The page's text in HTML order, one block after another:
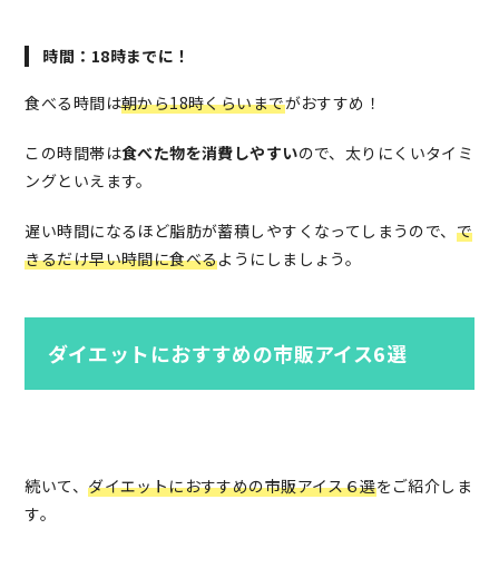
時間：18時までに！
食べる時間は朝から18時くらいまでがおすすめ！
この時間帯は食べた物を消費しやすいので、太りにくいタイミ
ングといえます。
遅い時間になるほど脂肪が蓄積しやすくなってしまうので、 で
きるだけ早い時間に食べるようにしましょう。
ダイエットにおすすめの市販アイス6選
続いて、ダイエットにおすすめの市販アイス６選をご紹介しま
す。